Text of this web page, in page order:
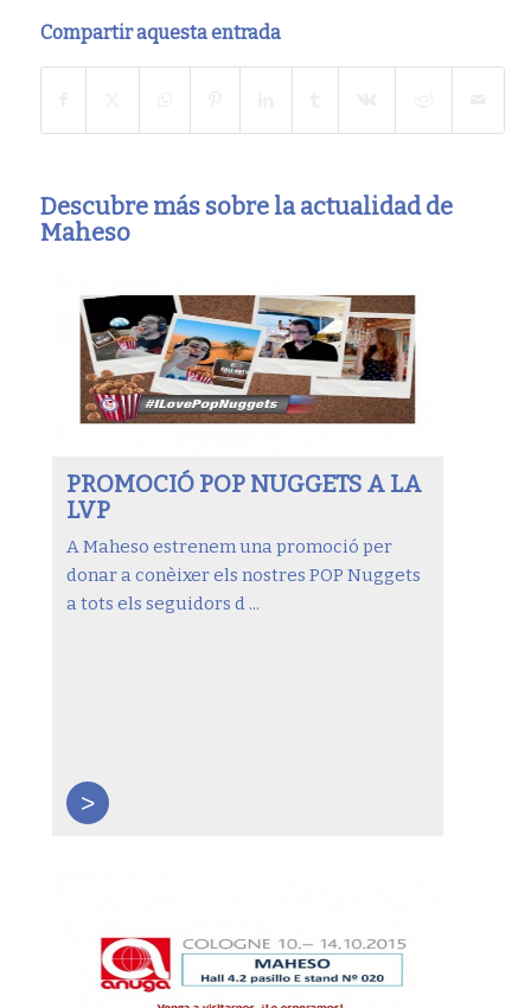
Compartir aquesta entrada
Descubre más sobre la actualidad de
Maheso
PROMOCIÓ POP NUGGETS A LA
LVP
A Maheso estrenem una promoció per
donar a conèixer els nostres POP Nuggets
a tots els seguidors d ...
>